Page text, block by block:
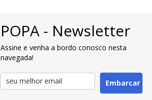
POPA - Newsletter
Assine e venha a bordo conosco nesta
navegada!
Embarcar